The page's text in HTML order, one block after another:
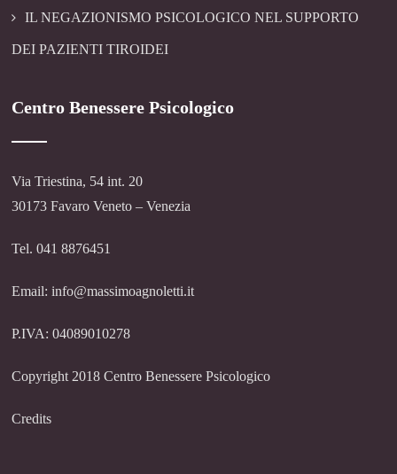
IL NEGAZIONISMO PSICOLOGICO NEL SUPPORTO
DEI PAZIENTI TIROIDEI
Centro Benessere Psicologico
Via Triestina, 54 int. 20
30173 Favaro Veneto – Venezia
Tel. 041 8876451
Email: info@massimoagnoletti.it
P.IVA: 04089010278
Copyright 2018 Centro Benessere Psicologico
Credits